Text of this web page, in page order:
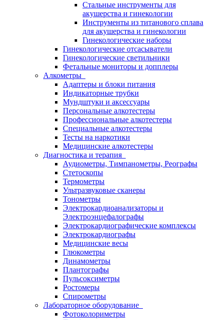
Стальные инструменты для
акушерства и гинекологии
Инструменты из титанового сплава
для акушерства и гинекологии
Гинекологические наборы
Гинекологические отсасыватели
Гинекологические светильники
Фетальные мониторы и допплеры
Алкометры
Адаптеры и блоки питания
Индикаторные трубки
Мундштуки и аксессуары
Персональные алкотестеры
Профессиональные алкотестеры
Специальные алкотестеры
Тесты на наркотики
Медицинские алкотестеры
Диагностика и терапия
Аудиометры, Тимпанометры, Реографы
Стетоскопы
Термометры
Ультразвуковые сканеры
Тонометры
Электрокардиоанализаторы и
Электроэнцефалографы
Электрокардиографические комплексы
Электрокардиографы
Медицинские весы
Глюкометры
Динамометры
Плантографы
Пульсоксиметры
Ростомеры
Спирометры
Лабораторное оборудование
Фотоколориметры